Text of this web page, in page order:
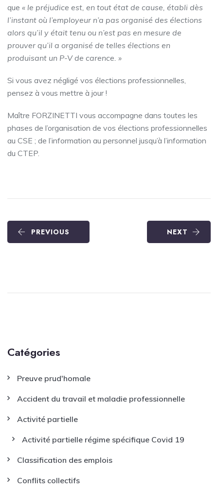
que « le préjudice est, en tout état de cause, établi dès
l’instant où l’employeur n’a pas organisé des élections
alors qu’il y était tenu ou n’est pas en mesure de
prouver qu’il a organisé de telles élections en
produisant un P-V de carence. »
Si vous avez négligé vos élections professionnelles,
pensez à vous mettre à jour !
Maître FORZINETTI vous accompagne dans toutes les
phases de l’organisation de vos élections professionnelles
au CSE ; de l’information au personnel jusqu’à l’information
du CTEP.
PREVIOUS NEXT
Catégories
Preuve prud'homale
Accident du travail et maladie professionnelle
Activité partielle
Activité partielle régime spécifique Covid 19
Classification des emplois
Conflits collectifs